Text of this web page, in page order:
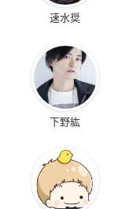
速水奨
下野紘